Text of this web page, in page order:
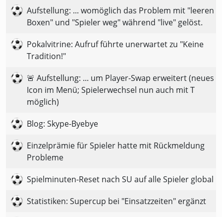
Aufstellung: ... womöglich das Problem mit "leeren
Boxen" und "Spieler weg" während "live" gelöst.
Pokalvitrine: Aufruf führte unerwartet zu "Keine
Tradition!"
🚨 Aufstellung: ... um Player-Swap erweitert (neues
Icon im Menü; Spielerwechsel nun auch mit T
möglich)
Blog: Skype-Byebye
Einzelprämie für Spieler hatte mit Rückmeldung
Probleme
Spielminuten-Reset nach SU auf alle Spieler global
Statistiken: Supercup bei "Einsatzzeiten" ergänzt